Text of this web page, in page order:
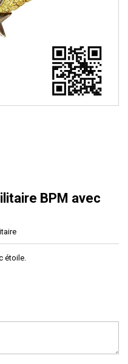
BPM avec
étoile.